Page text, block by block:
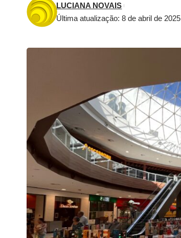
Última atualização: 8 de abril de 2025
LUCIANA NOVAIS